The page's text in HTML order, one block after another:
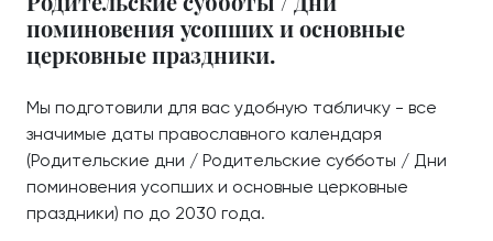
поминовения усопших и основные
церковные праздники.
Мы подготовили для вас удобную табличку - все
значимые даты православного календаря
(Родительские дни / Родительские субботы / Дни
поминовения усопших и основные церковные
праздники) по до 2030 года.